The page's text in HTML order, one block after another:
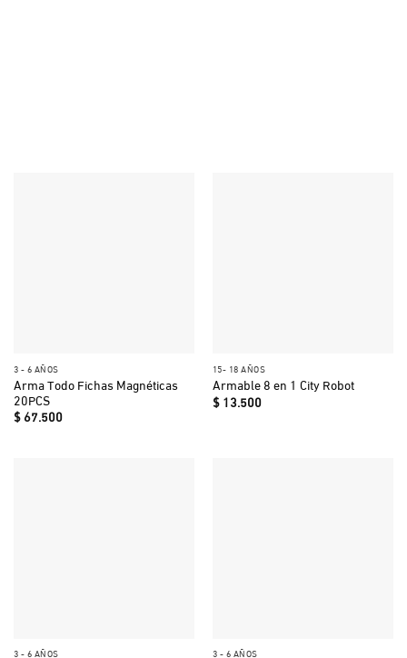
3 - 6 AÑOS
Arma Todo Fichas Magnéticas
20PCS
$67.500
15- 18 AÑOS
Armable 8 en 1 City Robot
$13.500
3 - 6 AÑOS 3 - 6 AÑOS